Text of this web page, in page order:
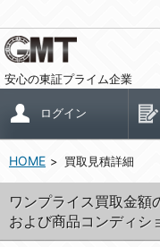
安心の東証プライム企業
ログイン
HOME 買取見積詳細
ワンプライス買取金額
および商品コンディシ